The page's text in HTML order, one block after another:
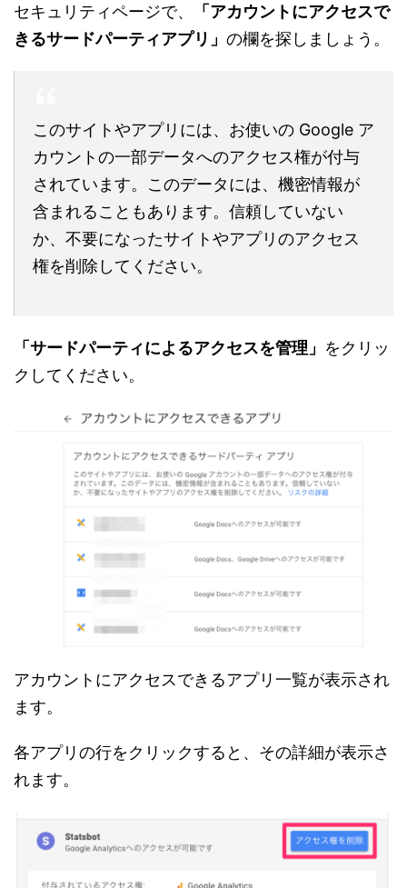
セキュリティページで、
「アカウントにアクセスで
きるサードパーティアプリ」 の欄を探しましょう。
このサイトやアプリには、お使いの Google ア
カウントの一部データへのアクセス権が付与
されています。このデータには、機密情報が
含まれることもあります。信頼していない
か、不要になったサイトやアプリのアクセス
権を削除してください。
「サードパーティによるアクセスを管理」 をクリッ
クしてください。
アカウントにアクセスできるアプリ一覧が表示され
ます。
各アプリの行をクリックすると、その詳細が表示さ
れます。